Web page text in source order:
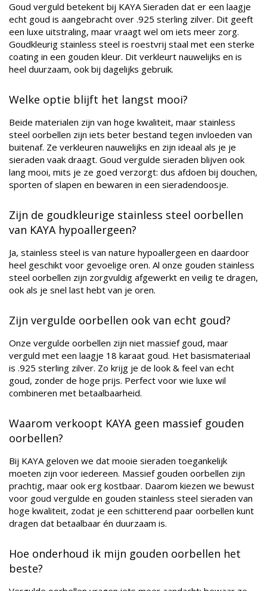
Goud verguld betekent bij KAYA Sieraden dat er een laagje
echt goud is aangebracht over .925 sterling zilver. Dit geeft
een luxe uitstraling, maar vraagt wel om iets meer zorg.
Goudkleurig stainless steel is roestvrij staal met een sterke
coating in een gouden kleur. Dit verkleurt nauwelijks en is
heel duurzaam, ook bij dagelijks gebruik.
Welke optie blijft het langst mooi?
Beide materialen zijn van hoge kwaliteit, maar stainless
steel oorbellen zijn iets beter bestand tegen invloeden van
buitenaf. Ze verkleuren nauwelijks en zijn ideaal als je je
sieraden vaak draagt. Goud vergulde sieraden blijven ook
lang mooi, mits je ze goed verzorgt: dus afdoen bij douchen,
sporten of slapen en bewaren in een sieradendoosje.
Zijn de goudkleurige stainless steel oorbellen
van KAYA hypoallergeen?
Ja, stainless steel is van nature hypoallergeen en daardoor
heel geschikt voor gevoelige oren. Al onze gouden stainless
steel oorbellen zijn zorgvuldig afgewerkt en veilig te dragen,
ook als je snel last hebt van je oren.
Zijn vergulde oorbellen ook van echt goud?
Onze vergulde oorbellen zijn niet massief goud, maar
verguld met een laagje 18 karaat goud. Het basismateriaal
is .925 sterling zilver. Zo krijg je de look & feel van echt
goud, zonder de hoge prijs. Perfect voor wie luxe wil
combineren met betaalbaarheid.
Waarom verkoopt KAYA geen massief gouden
oorbellen?
Bij KAYA geloven we dat mooie sieraden toegankelijk
moeten zijn voor iedereen. Massief gouden oorbellen zijn
prachtig, maar ook erg kostbaar. Daarom kiezen we bewust
voor goud vergulde en gouden stainless steel sieraden van
hoge kwaliteit, zodat je een schitterend paar oorbellen kunt
dragen dat betaalbaar én duurzaam is.
Hoe onderhoud ik mijn gouden oorbellen het
beste?